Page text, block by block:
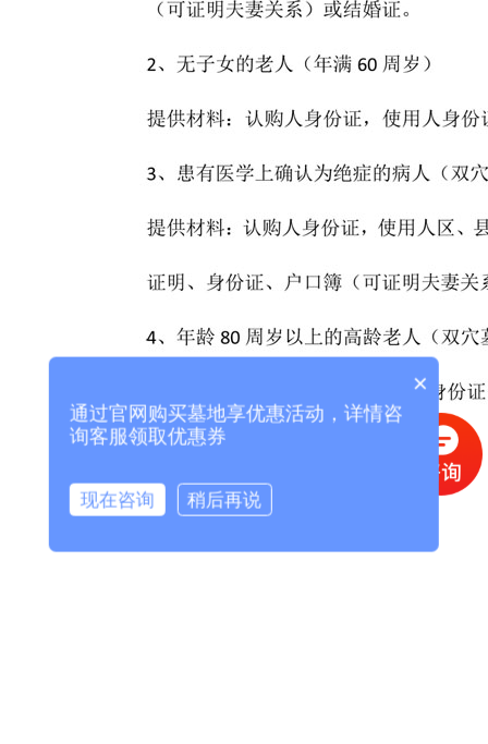
×
通过官网购买墓地享优惠活动，详情咨
询客服领取优惠券
现在咨询 稍后再说